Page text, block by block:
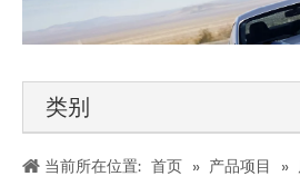
类别
当前所在位置: 首页 » 产品项目 »